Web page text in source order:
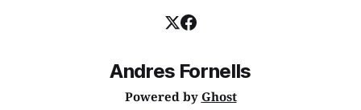
Andres Fornells
Powered by Ghost